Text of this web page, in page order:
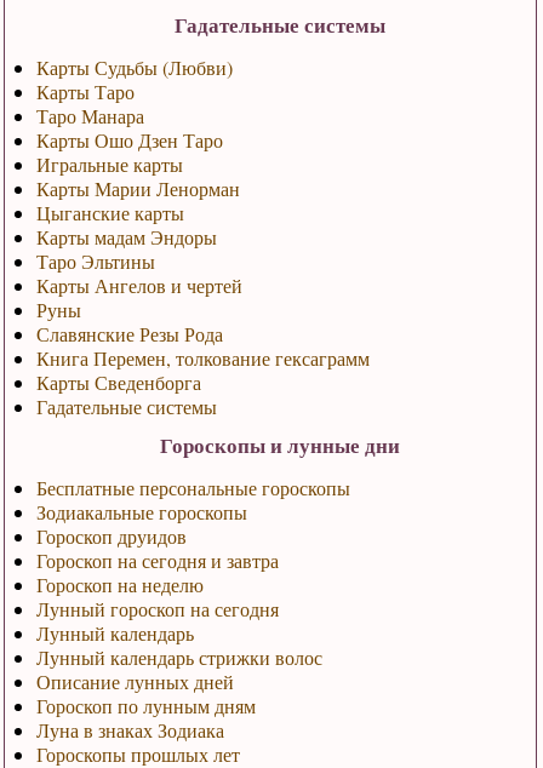
Гадательные системы
Карты Судьбы (Любви)
Карты Таро
Таро Манара
Карты Ошо Дзен Таро
Игральные карты
Карты Марии Ленорман
Цыганские карты
Карты мадам Эндоры
Таро Эльтины
Карты Ангелов и чертей
Руны
Славянские Резы Рода
Книга Перемен, толкование гексаграмм
Карты Сведенборга
Гадательные системы
Гороскопы и лунные дни
Бесплатные персональные гороскопы
Зодиакальные гороскопы
Гороскоп друидов
Гороскоп на сегодня и завтра
Гороскоп на неделю
Лунный гороскоп на сегодня
Лунный календарь
Лунный календарь стрижки волос
Описание лунных дней
Гороскоп по лунным дням
Луна в знаках Зодиака
Гороскопы прошлых лет